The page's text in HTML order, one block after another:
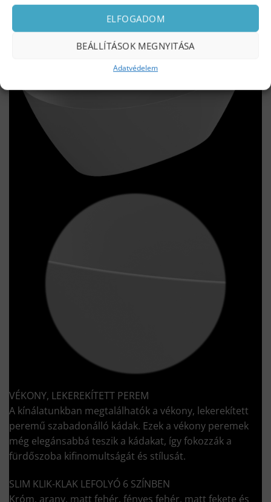
ELFOGADOM
BEÁLLÍTÁSOK MEGNYITÁSA
Adatvédelem
megoldás, amely hozzáad a kád eleganciájához.
VÉKONY, LEKEREKÍTETT PEREM
A kínálatunkban megtalálhatók a vékony, lekerekített
peremű szabadonálló kádak. Ezek a vékony peremek
még elegánsabbá teszik a kádakat, így fokozzák a
fürdőszoba kifinomultságát és stílusát.
SLIM KLIK-KLAK LEFOLYÓ 6 SZÍNBEN
Króm, arany, matt fehér, fényes fehér, matt fekete és